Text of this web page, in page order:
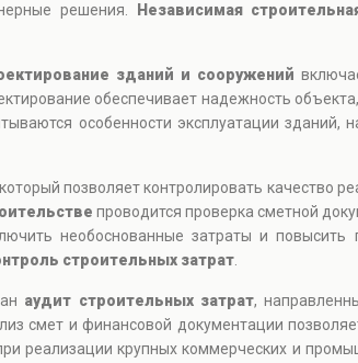
решения.
Независимая
зданий и сооружений
обеспечивает надежность
особенности эксплуатации зданий,
позволяет контролировать качество
проводится проверка сметной
необоснованные затраты и повысить
строительных затрат
аудит строительных затрат,
смет и финансовой документации
реализации крупных коммерческих и